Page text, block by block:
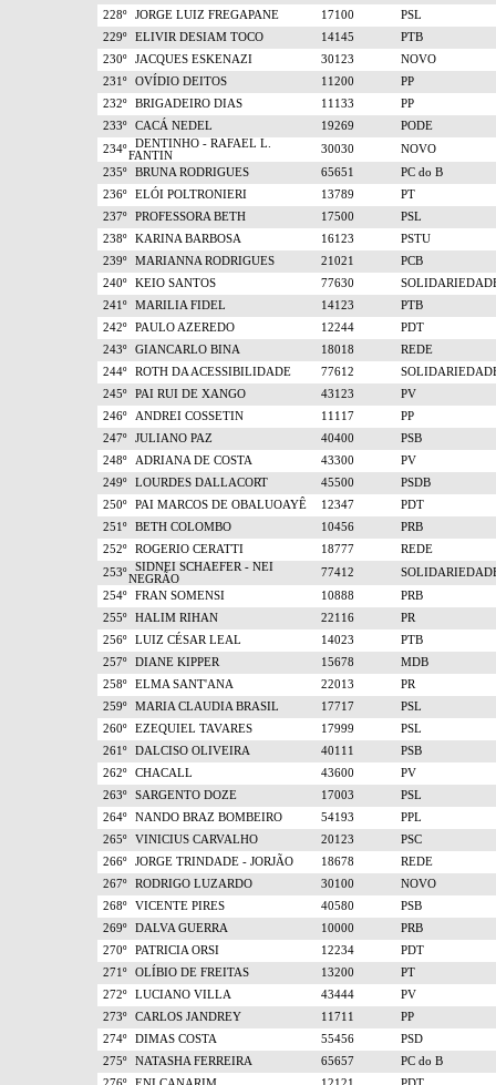
228º
JORGE LUIZ FREGAPANE 17100
PSL
229º
ELIVIR DESIAM TOCO 14145
PTB
230º
JACQUES ESKENAZI 30123
NOVO
231º
OVÍDIO DEITOS 11200
PP
232º
BRIGADEIRO DIAS 11133
PP
233º
CACÁ NEDEL 19269
PODE
234º
DENTINHO - RAFAEL L.
FANTIN
30030
NOVO
235º
BRUNA RODRIGUES 65651
PC do B
236º
ELÓI POLTRONIERI 13789
PT
237º
PROFESSORA BETH 17500
PSL
238º
KARINA BARBOSA 16123
PSTU
239º
MARIANNA RODRIGUES 21021
PCB
240º
KEIO SANTOS 77630
241º
MARILIA FIDEL 14123
PTB
242º
PAULO AZEREDO 12244
PDT
243º
GIANCARLO BINA 18018
REDE
244º
ROTH DA ACESSIBILIDADE 77612
245º
PAI RUI DE XANGO 43123
PV
246º
ANDREI COSSETIN 11117
PP
247º
JULIANO PAZ 40400
PSB
248º
ADRIANA DE COSTA 43300
PV
249º
LOURDES DALLACORT 45500
PSDB
250º
PAI MARCOS DE OBALUOAYÊ 12347
PDT
251º
BETH COLOMBO 10456
PRB
252º
ROGERIO CERATTI 18777
REDE
253º
SIDNEI SCHAEFER - NEI
NEGRÃO
77412
254º
FRAN SOMENSI 10888
PRB
255º
HALIM RIHAN 22116
PR
256º
LUIZ CÉSAR LEAL 14023
PTB
257º
DIANE KIPPER 15678
MDB
258º
ELMA SANT'ANA 22013
PR
259º
MARIA CLAUDIA BRASIL 17717
PSL
260º
EZEQUIEL TAVARES 17999
PSL
261º
DALCISO OLIVEIRA 40111
PSB
262º
CHACALL 43600
PV
263º
SARGENTO DOZE 17003
PSL
264º
NANDO BRAZ BOMBEIRO 54193
PPL
265º
VINICIUS CARVALHO 20123
PSC
266º
JORGE TRINDADE - JORJÃO 18678
REDE
267º
RODRIGO LUZARDO 30100
NOVO
268º
VICENTE PIRES 40580
PSB
269º
DALVA GUERRA 10000
PRB
270º
PATRICIA ORSI 12234
PDT
271º
OLÍBIO DE FREITAS 13200
PT
272º
LUCIANO VILLA 43444
PV
273º
CARLOS JANDREY 11711
PP
274º
DIMAS COSTA 55456
PSD
275º
NATASHA FERREIRA 65657
PC do B